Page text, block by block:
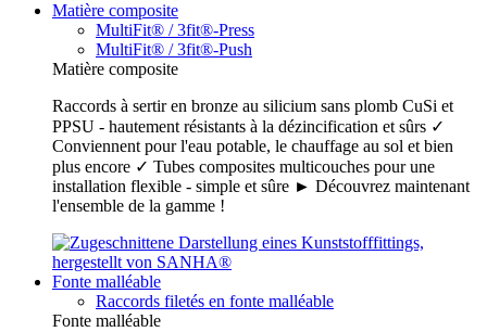
Matière composite
MultiFit® / 3fit®-Press
MultiFit® / 3fit®-Push
Matière composite
Raccords à sertir en bronze au silicium sans plomb CuSi et
PPSU - hautement résistants à la dézincification et sûrs ✓
Conviennent pour l'eau potable, le chauffage au sol et bien
plus encore ✓ Tubes composites multicouches pour une
installation flexible - simple et sûre ► Découvrez maintenant
l'ensemble de la gamme !
Fonte malléable
Raccords filetés en fonte malléable
Fonte malléable